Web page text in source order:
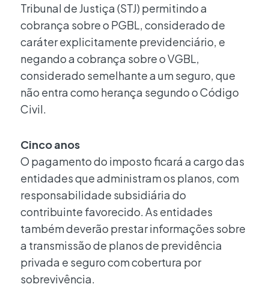
Tribunal de Justiça (STJ) permitindo a
cobrança sobre o PGBL, considerado de
caráter explicitamente previdenciário, e
negando a cobrança sobre o VGBL,
considerado semelhante a um seguro, que
não entra como herança segundo o Código
Civil.
Cinco anos
O pagamento do imposto ficará a cargo das
entidades que administram os planos, com
responsabilidade subsidiária do
contribuinte favorecido. As entidades
também deverão prestar informações sobre
a transmissão de planos de previdência
privada e seguro com cobertura por
sobrevivência.